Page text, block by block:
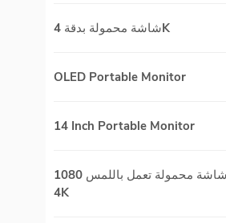
شاشة محمولة بدقة 4K
OLED Portable Monitor
14 Inch Portable Monitor
شاشة محمولة تعمل باللمس 1080P /
4K